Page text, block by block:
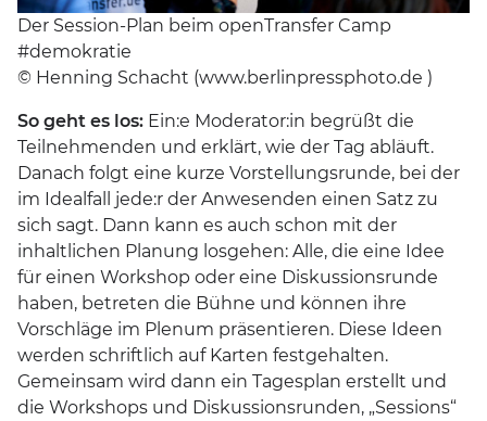
Der Session-Plan beim openTransfer Camp
#demokratie
© Henning Schacht (www.berlinpressphoto.de )
So geht es los: Ein:e Moderator:in begrüßt die
Teilnehmenden und erklärt, wie der Tag abläuft.
Danach folgt eine kurze Vorstellungsrunde, bei der
im Idealfall jede:r der Anwesenden einen Satz zu
sich sagt. Dann kann es auch schon mit der
inhaltlichen Planung losgehen: Alle, die eine Idee
für einen Workshop oder eine Diskussionsrunde
haben, betreten die Bühne und können ihre
Vorschläge im Plenum präsentieren. Diese Ideen
werden schriftlich auf Karten festgehalten.
Gemeinsam wird dann ein Tagesplan erstellt und
die Workshops und Diskussionsrunden, „Sessions“